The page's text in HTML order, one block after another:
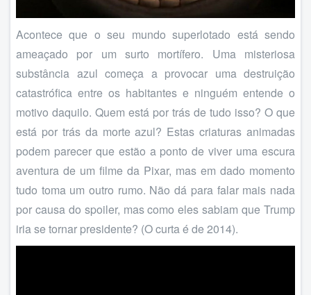
Acontece que o seu mundo superlotado está sendo
ameaçado por um surto mortífero. Uma misteriosa
substância azul começa a provocar uma destruição
catastrófica entre os habitantes e ninguém entende o
motivo daquilo. Quem está por trás de tudo isso? O que
está por trás da morte azul? Estas criaturas animadas
podem parecer que estão a ponto de viver uma escura
aventura de um filme da Pixar, mas em dado momento
tudo toma um outro rumo. Não dá para falar mais nada
por causa do spoiler, mas como eles sabiam que Trump
iria se tornar presidente? (O curta é de 2014).